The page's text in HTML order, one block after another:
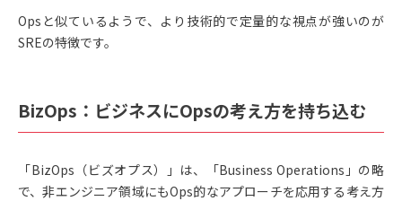
Opsと似ているようで、より技術的で定量的な視点が強いのが
SREの特徴です。
BizOps：ビジネスにOpsの考え方を持ち込む
「BizOps（ビズオプス）」は、「Business Operations」の略
で、非エンジニア領域にもOps的なアプローチを応用する考え方